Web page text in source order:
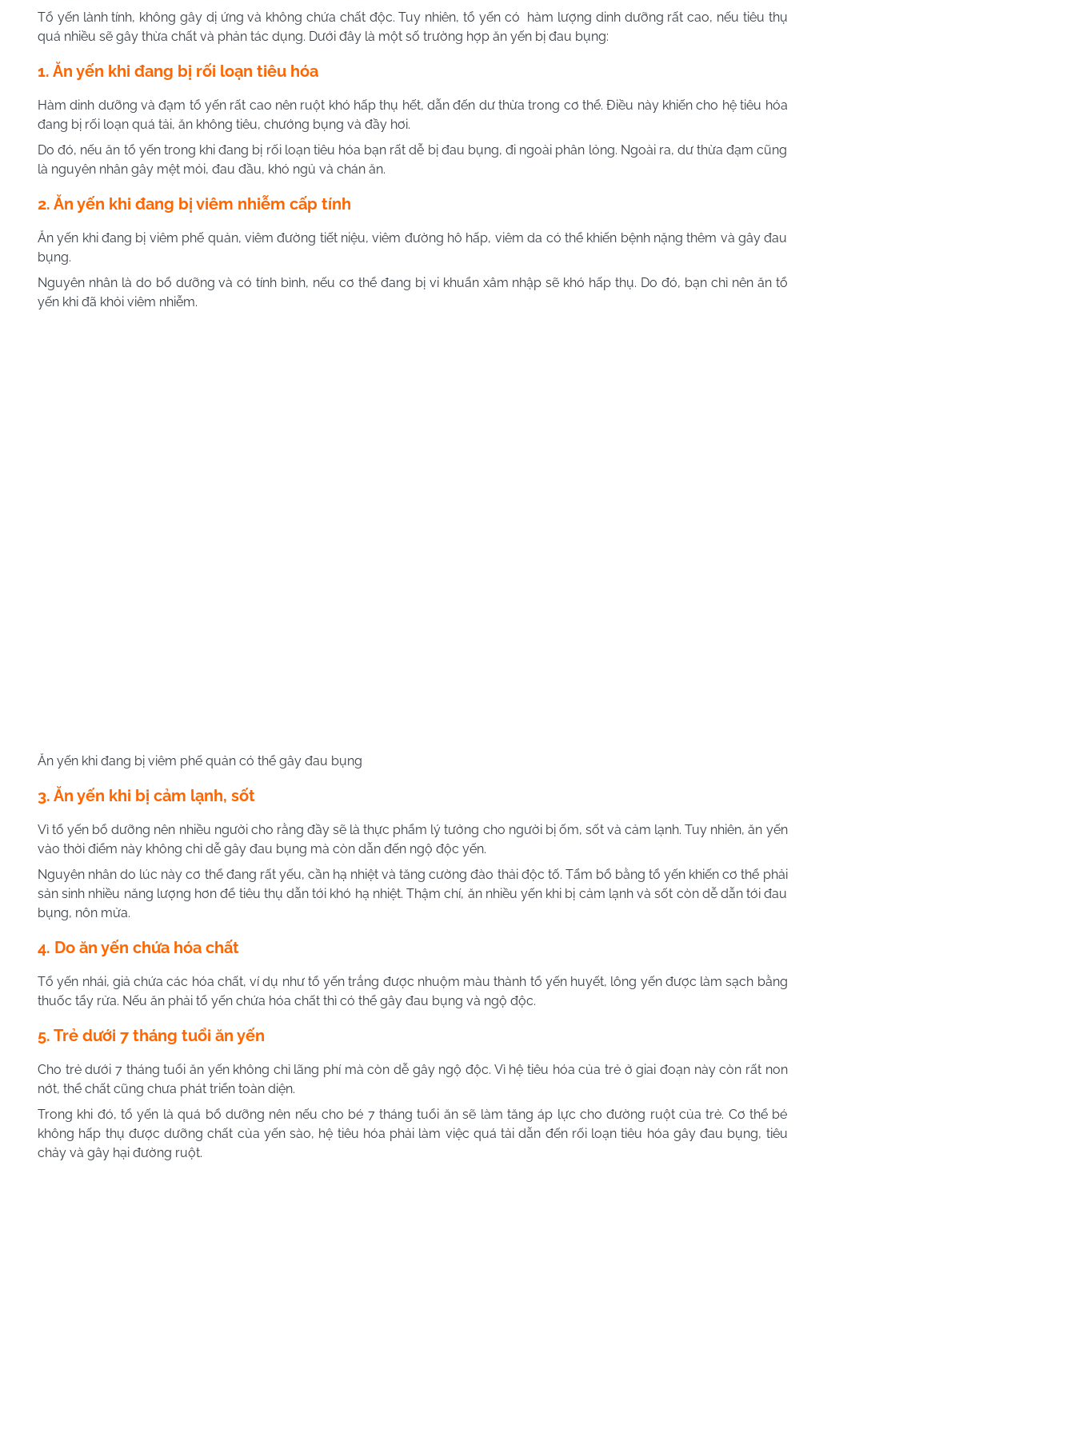
Tổ yến lành tính, không gây dị ứng và không chứa chất độc. Tuy nhiên, tổ yến có hàm lượng dinh dưỡng rất cao, nếu tiêu thụ
quá nhiều sẽ gây thừa chất và phản tác dụng. Dưới đây là một số trường hợp ăn yến bị đau bụng:
1. Ăn yến khi đang bị rối loạn tiêu hóa
Hàm dinh dưỡng và đạm tổ yến rất cao nên ruột khó hấp thụ hết, dẫn đến dư thừa trong cơ thể. Điều này khiến cho hệ tiêu hóa
đang bị rối loạn quá tải, ăn không tiêu, chướng bụng và đầy hơi.
Do đó, nếu ăn tổ yến trong khi đang bị rối loạn tiêu hóa bạn rất dễ bị đau bụng, đi ngoài phân lỏng. Ngoài ra, dư thừa đạm cũng
là nguyên nhân gây mệt mỏi, đau đầu, khó ngủ và chán ăn.
2. Ăn yến khi đang bị viêm nhiễm cấp tính
Ăn yến khi đang bị viêm phế quản, viêm đường tiết niệu, viêm đường hô hấp, viêm da có thể khiến bệnh nặng thêm và gây đau
bụng.
Nguyên nhân là do bổ dưỡng và có tính bình, nếu cơ thể đang bị vi khuẩn xâm nhập sẽ khó hấp thụ. Do đó, bạn chỉ nên ăn tổ
yến khi đã khỏi viêm nhiễm.
Ăn yến khi đang bị viêm phế quản có thể gây đau bụng
3. Ăn yến khi bị cảm lạnh, sốt
Vì tổ yến bổ dưỡng nên nhiều người cho rằng đầy sẽ là thực phẩm lý tưởng cho người bị ốm, sốt và cảm lạnh. Tuy nhiên, ăn yến
vào thời điểm này không chỉ dễ gây đau bụng mà còn dẫn đến ngộ độc yến.
Nguyên nhân do lúc này cơ thể đang rất yếu, cần hạ nhiệt và tăng cường đào thải độc tố. Tẩm bổ bằng tổ yến khiến cơ thể phải
sản sinh nhiều năng lượng hơn để tiêu thụ dẫn tới khó hạ nhiệt. Thậm chí, ăn nhiều yến khi bị cảm lạnh và sốt còn dễ dẫn tới đau
bụng, nôn mửa.
4. Do ăn yến chứa hóa chất
Tổ yến nhái, giả chứa các hóa chất, ví dụ như tổ yến trắng được nhuộm màu thành tổ yến huyết, lông yến được làm sạch bằng
thuốc tẩy rửa. Nếu ăn phải tổ yến chứa hóa chất thì có thể gây đau bụng và ngộ độc.
5. Trẻ dưới 7 tháng tuổi ăn yến
Cho trẻ dưới 7 tháng tuổi ăn yến không chỉ lãng phí mà còn dễ gây ngộ độc. Vì hệ tiêu hóa của trẻ ở giai đoạn này còn rất non
nớt, thể chất cũng chưa phát triển toàn diện.
Trong khi đó, tổ yến là quá bổ dưỡng nên nếu cho bé 7 tháng tuổi ăn sẽ làm tăng áp lực cho đường ruột của trẻ. Cơ thể bé
không hấp thụ được dưỡng chất của yến sào, hệ tiêu hóa phải làm việc quá tải dẫn đến rối loạn tiêu hóa gây đau bụng, tiêu
chảy và gây hại đường ruột.